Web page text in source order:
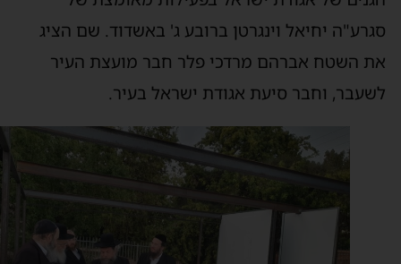
יחיאל וינגרטן ברובע ג' באשדוד. שם הציג
השטח אברהם מרדכי פלר חבר מועצת העיר
וחבר סיעת אגודת ישראל בעיר.